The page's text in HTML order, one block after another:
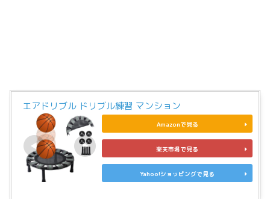
エアドリブル ドリブル練習 マンション
Amazonで見る
楽天市場で見る
Yahoo!ショッピングで見る